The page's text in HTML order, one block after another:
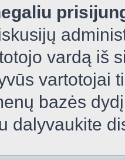
vardą iš
vartotojai
bazės
dalyvaukite